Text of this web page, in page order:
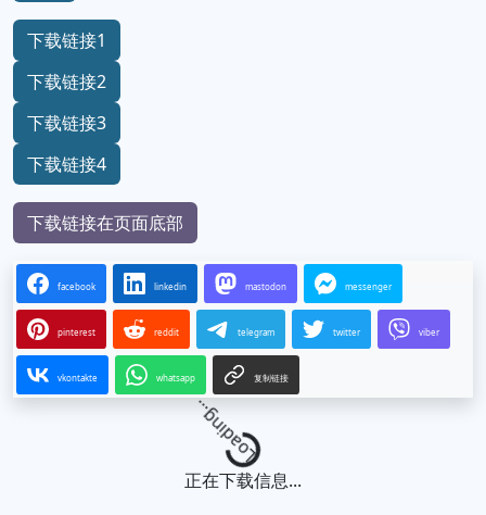
下载链接1
下载链接2
下载链接3
下载链接4
下载链接在页面底部
facebook linkedin mastodon messenger
pinterest reddit telegram twitter viber
vkontakte whatsapp 复制链接
Loading...
正在下载信息...